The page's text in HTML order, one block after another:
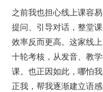
之前我也担心线上课容
提问、引导对话，整堂
效率反而更高。这家线
十轮考核，从发音、教
课。也正因如此，哪怕
正我，帮我逐渐建立语感